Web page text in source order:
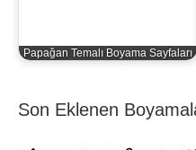
Papağan Temalı Boyama Sayfaları
Son Eklenen